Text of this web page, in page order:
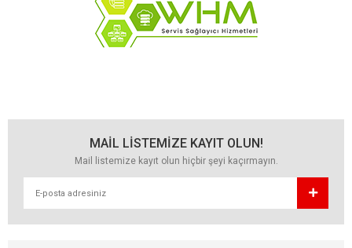
MAİL LİSTEMİZE KAYIT OLUN!
Mail listemize kayıt olun hiçbir şeyi kaçırmayın.